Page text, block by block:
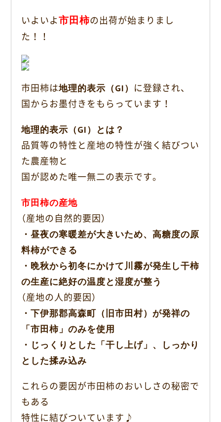
k
いよいよ市田柿の出荷が始まりまし
た！！
市田柿は地理的表示（GI） に登録され、
国からお墨付きをもらっています！
地理的表示（GI）とは？
品質等の特性と産地の特性が強く結びつい
た農産物と
国が認めた唯一無二の表示です。
市田柿の産地
（産地の自然的要因）
・昼夜の寒暖差が大きいため、高糖度の原
料柿ができる
・晩秋から初冬にかけて川霧が発生し干柿
の生産に絶好の温度と湿度が整う
（産地の人的要因）
・下伊那郡高森町（旧市田村）が発祥の
「市田柿」のみを使用
・じっくりとした「干し上げ」、しっかり
とした揉み込み
これらの要因が市田柿のおいしさの秘密で
もある
特性に結びついています♪